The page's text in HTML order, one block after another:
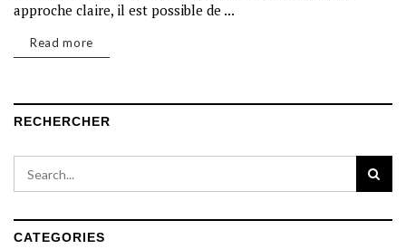
approche claire, il est possible de ...
Read more
RECHERCHER
CATEGORIES